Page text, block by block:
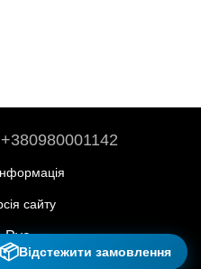
+380980001142
сайту
Рус
📦Відстежити замовлення